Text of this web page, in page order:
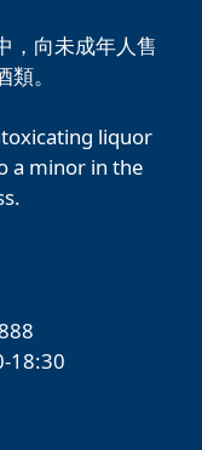
，向未成年人售
。
liquor
a minor in the
18:30